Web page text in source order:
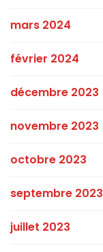
mars 2024
février 2024
décembre 2023
novembre 2023
octobre 2023
septembre 2023
juillet 2023